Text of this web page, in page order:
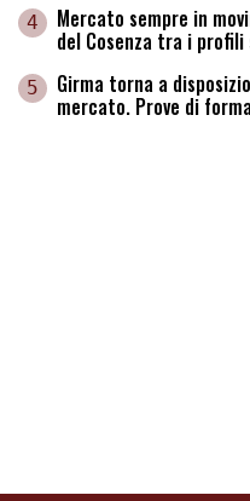
4 Mercato sempre in
del Cosenza tra i
5 Girma torna a
mercato. Prove di